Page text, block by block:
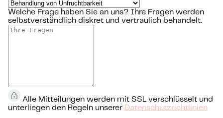
Welche Frage haben Sie an uns? Ihre Fragen werden
selbstverständlich diskret und vertraulich behandelt.
Alle Mitteilungen werden mit SSL verschlüsselt und
unterliegen den Regeln unserer Datenschutzrichtlinien